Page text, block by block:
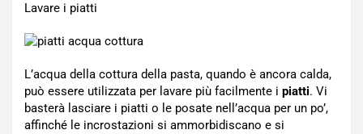
Lavare i piatti
L’acqua della cottura della pasta, quando è ancora calda,
può essere utilizzata per lavare più facilmente i piatti. Vi
basterà lasciare i piatti o le posate nell’acqua per un po’,
affinché le incrostazioni si ammorbidiscano e si